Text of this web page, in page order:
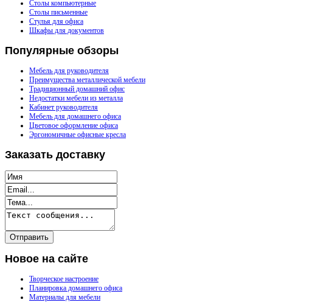
Столы компьютерные
Столы письменные
Стулья для офиса
Шкафы для документов
Популярные обзоры
Мебель для руководителя
Преимущества металлической мебели
Традиционный домашний офис
Недостатки мебели из металла
Кабинет руководителя
Мебель для домашнего офиса
Цветовое оформление офиса
Эргономичные офисные кресла
Заказать доставку
Новое на сайте
Творческое настроение
Планировка домашнего офиса
Материалы для мебели